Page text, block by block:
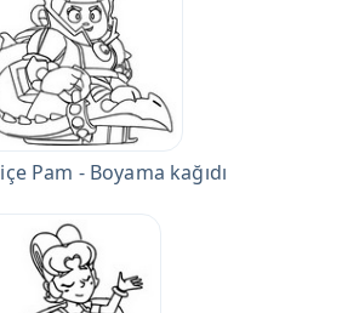
Pam - Boyama kağıdı